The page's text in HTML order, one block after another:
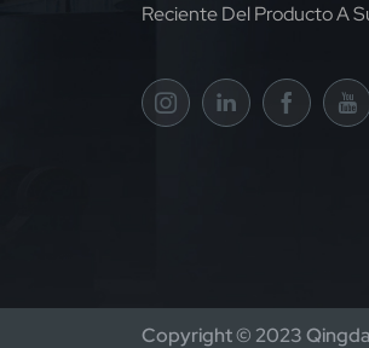
Reciente Del Producto A
Copyright © 2023